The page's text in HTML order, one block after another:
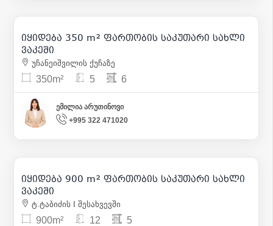
9
91 000 000 | m² 260 000
იყიდება 350 m² ფართობის საკუთარი სახლი
ვაკეში
უჩანეიშვილის ქუჩაზე
350m² 5 6
ემილია არუთინოვი
+995 322 471020
20
1 600 000 | m² 1 778
იყიდება 900 m² ფართობის საკუთარი სახლი
ვაკეში
ტ.ტაბიძის I შესახვევში
900m² 12 5